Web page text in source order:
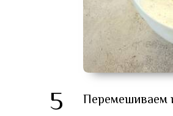
5 Перемешиваем